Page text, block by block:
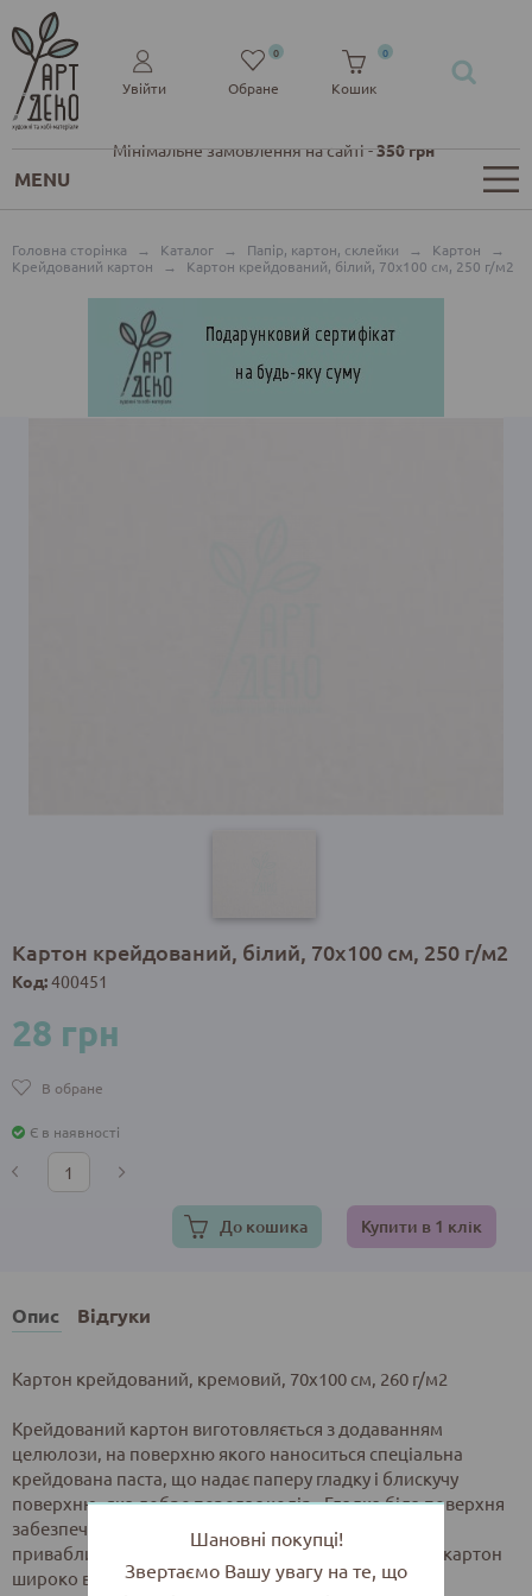
Мінімальне замовлення на сайті -350 грн
Увійти Обране
0
Кошик
0
MENU
Головна сторінка → Каталог → Папір, картон, склейки → Картон
→
Крейдований картон
→ Картон крейдований, білий, 70х100 см, 250 г/м2
Картон крейдований, білий, 70х100 см, 250 г/м2
Код:400451
28 грн
В обране
Є в наявності
До кошика Купити в 1 клік
Опис Відгуки
Картон крейдований, кремовий, 70х100 см, 260 г/м2
Крейдований картон виготовляється з додаванням
целюлози, на поверхню якого наноситься спеціальна
крейдована паста, що надає паперу гладку і блискучу
поверхню, яка добре передає колір. Гладка біла поверхня
забезпечує якісний друк і надає готовій продукції
привабливий зовнішній вигляд, тому крейдований картон
широко використовується для виготовлення
Шановні покупці!
Звертаємо Вашу увагу на те, що